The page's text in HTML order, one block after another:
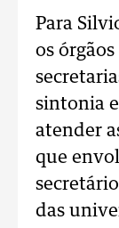
Para
os
sintonia
atender
que
das